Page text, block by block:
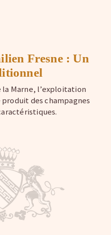
Fresne : Un
la Marne, l’exploitation
des champagnes